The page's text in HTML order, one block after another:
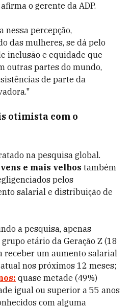
o gerente da ADP.
nessa percepção,
das mulheres, se dá pelo
inclusão e equidade que
outras partes do mundo,
de parte da
otimista com o
na pesquisa global.
e mais velhos também
pelos
salarial e distribuição de
a pesquisa, apenas
etário da Geração Z (18
receber um aumento salarial
nos próximos 12 meses;
quase metade (49%)
igual ou superior a 55 anos
com alguma